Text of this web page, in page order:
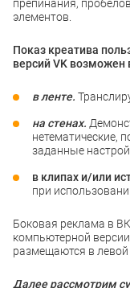
препинания,
элементов.
Показ креатива
версий VK возможен
в ленте.
на стенах.
нетематические,
заданные
в клипах и/или
при
Боковая реклама в
компьютерной версии
размещаются в
Далее рассмотрим